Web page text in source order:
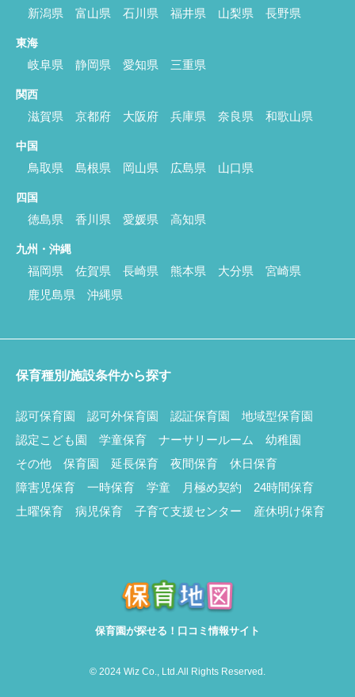
新潟県 富山県 石川県 福井県 山梨県 長野県
東海
岐阜県 静岡県 愛知県 三重県
関西
滋賀県 京都府 大阪府 兵庫県 奈良県 和歌山県
中国
鳥取県 島根県 岡山県 広島県 山口県
四国
徳島県 香川県 愛媛県 高知県
九州・沖縄
福岡県 佐賀県 長崎県 熊本県 大分県
宮崎県
鹿児島県
沖縄県
保育種別/施設条件から探す
認可保育園 認可外保育園 認証保育園
地域型保育園
認定こども園
学童保育 ナーサリールーム
幼稚園
その他
保育園 延長保育 夜間保育
休日保育
障害児保育
一時保育 学童 月極め契約
24時間保育
土曜保育
病児保育 子育て支援センター 産休明け保育
保育園が探せる！口コミ情報サイト
© 2024 Wiz Co., Ltd.All Rights Reserved.